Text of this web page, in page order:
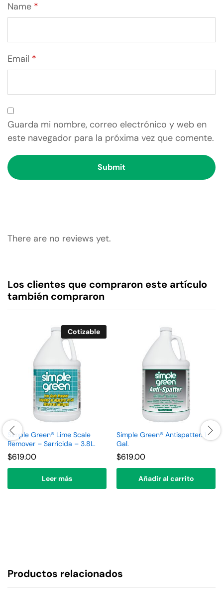
Name *
Email *
Guarda mi nombre, correo electrónico y web en
este navegador para la próxima vez que comente.
There are no reviews yet.
Los clientes que compraron este artículo
también compraron
Cotizable
Simple Green® Lime Scale
Remover – Sarricida – 3.8L.
$619.00
Leer más
Simple Green® Antispatter. 1
Gal.
$619.00
Añadir al carrito
Productos relacionados